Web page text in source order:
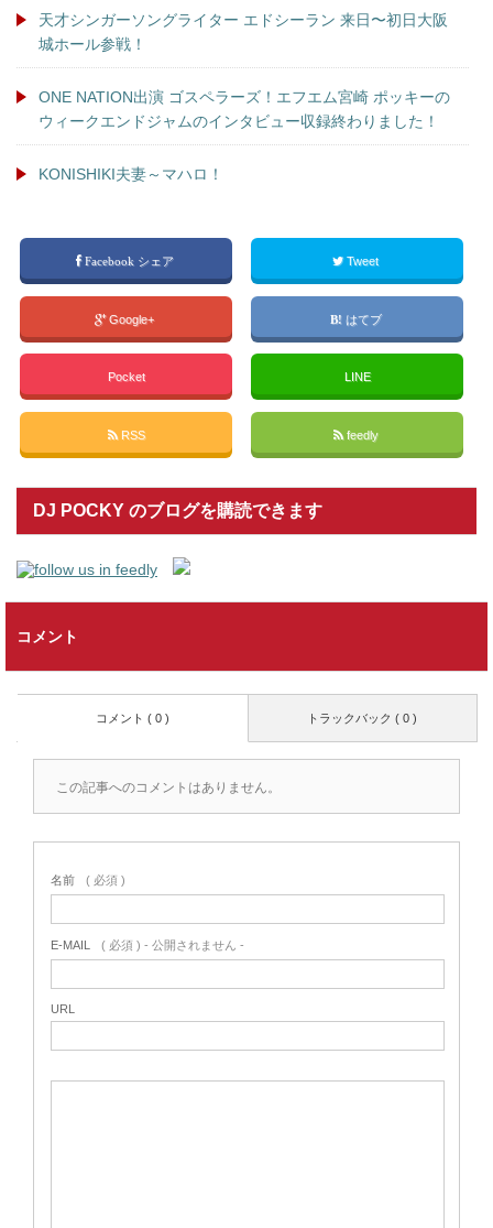
天才シンガーソングライター エドシーラン 来日〜初日大阪
城ホール参戦！
ONE NATION出演 ゴスペラーズ！エフエム宮崎 ポッキーの
ウィークエンドジャムのインタビュー収録終わりました！
KONISHIKI夫妻～マハロ！
Facebook シェア Tweet
Google+ はてブ
Pocket LINE
RSS feedly
DJ POCKY のブログを購読できます
コメント
トラックバック ( 0 )
コメント ( 0 )
この記事へのコメントはありません。
名前 ( 必須 )
E-MAIL ( 必須 ) - 公開されません -
URL